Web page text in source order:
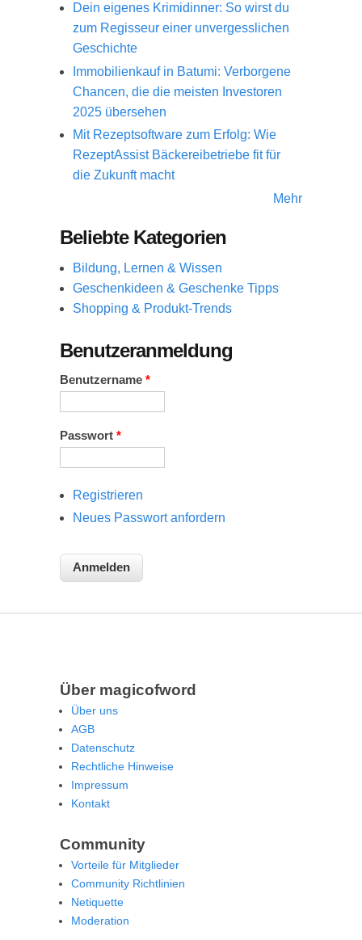
Dein eigenes Krimidinner: So wirst du
zum Regisseur einer unvergesslichen
Geschichte
Immobilienkauf in Batumi: Verborgene
Chancen, die die meisten Investoren
2025 übersehen
Mit Rezeptsoftware zum Erfolg: Wie
RezeptAssist Bäckereibetriebe fit für
die Zukunft macht
Mehr
Beliebte Kategorien
Bildung, Lernen & Wissen
Geschenkideen & Geschenke Tipps
Shopping & Produkt-Trends
Benutzeranmeldung
Benutzername *
Passwort *
Registrieren
Neues Passwort anfordern
Über magicofword
Über uns
AGB
Datenschutz
Rechtliche Hinweise
Impressum
Kontakt
Community
Vorteile für Mitglieder
Community Richtlinien
Netiquette
Moderation